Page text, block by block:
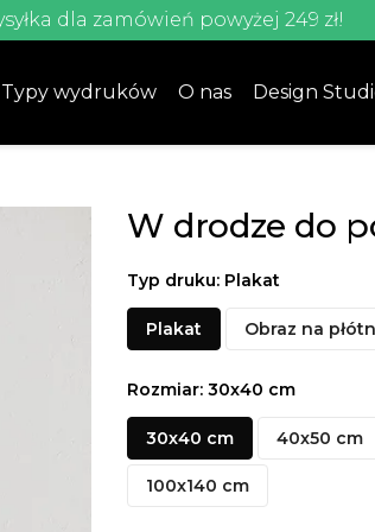
dla zamówień powyżej 249 zł!
Typy wydruków O nas Design
W drodze do
Typ druku: Plakat
Plakat Obraz na
Rozmiar: 30x40 cm
30x40 cm 40x50 cm
100x140 cm